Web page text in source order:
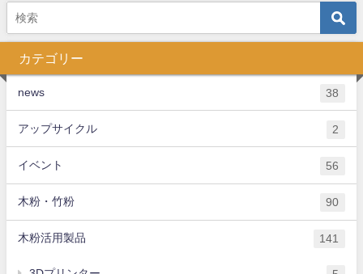
カテゴリー
news 38
アップサイクル 2
イベント 56
木粉・竹粉 90
木粉活用製品 141